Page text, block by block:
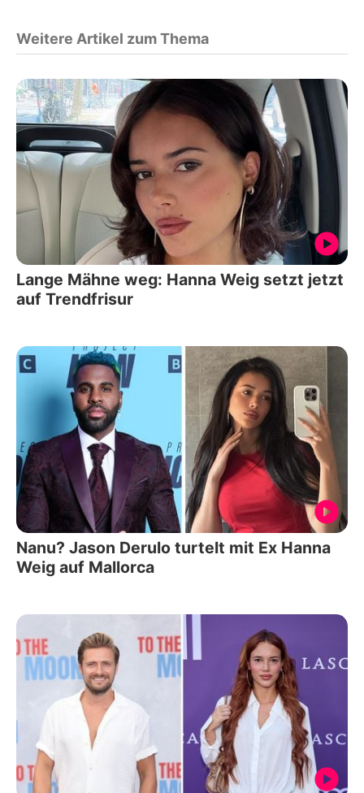
Weitere Artikel zum Thema
Lange Mähne weg: Hanna Weig setzt jetzt
auf Trendfrisur
Nanu? Jason Derulo turtelt mit Ex Hanna
Weig auf Mallorca